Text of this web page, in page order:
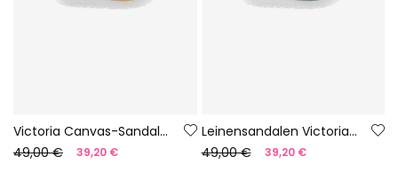
Victoria Canvas-Sandalen in Gelb
49,00 €
39,20 €
Leinensandalen Victoria in Blau
49,00 €
39,20 €